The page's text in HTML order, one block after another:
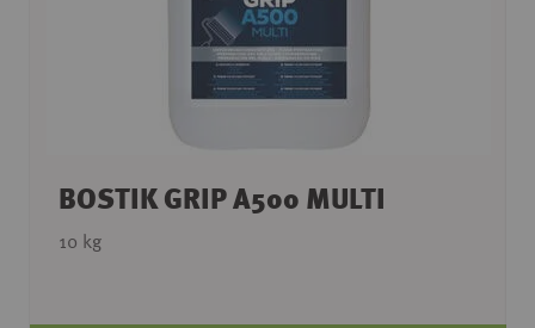
BOSTIK GRIP A500 MULTI
10 kg